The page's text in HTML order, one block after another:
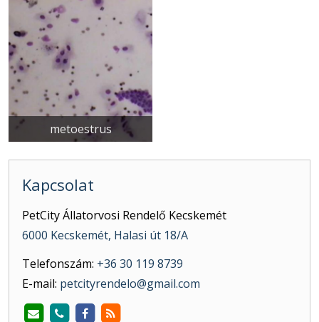
metoestrus
Kapcsolat
PetCity Állatorvosi Rendelő Kecskemét
6000 Kecskemét, Halasi út 18/A
Telefonszám: +36 30 119 8739
E-mail: petcityrendelo@gmail.com